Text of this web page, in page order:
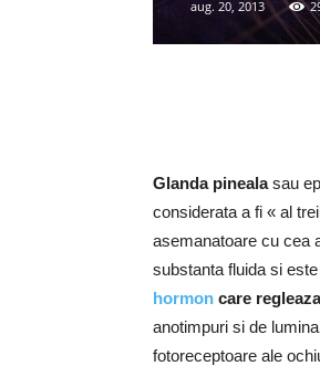
aug. 20, 2013
Glanda pinealasau
considerata a fi « al
asemanatoare cu cea
substanta fluida si
hormon care
anotimpuri si de
fotoreceptoare ale